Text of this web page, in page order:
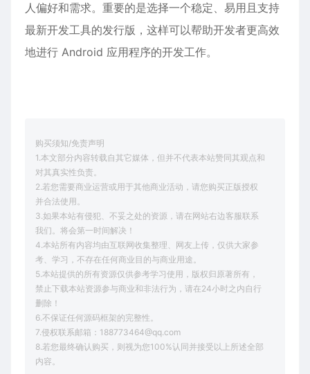
人偏好和需求。重要的是选择一个稳定、易用且支持
最新开发工具的发行版，这样可以帮助开发者更高效
地进行 Android 应用程序的开发工作。
购买须知/免责声明
1.本文部分内容转载自其它媒体，但并不代表本站赞同其观点和
对其真实性负责。
2.若您需要商业运营或用于其他商业活动，请您购买正版授权
并合法使用。
3.如果本站有侵犯、不妥之处的资源，请在网站右边客服联系
我们。将会第一时间解决！
4.本站所有内容均由互联网收集整理、网友上传，仅供大家参
考、学习，不存在任何商业目的与商业用途。
5.本站提供的所有资源仅供参考学习使用，版权归原著所有，
禁止下载本站资源参与商业和非法行为，请在24小时之内自行
删除！
6.不保证任何源码框架的完整性。
7.侵权联系邮箱：188773464@qq.com
8.若您最终确认购买，则视为您100%认同并接受以上所述全部
内容。